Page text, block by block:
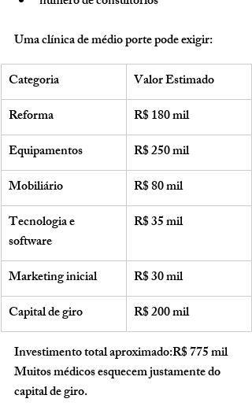
Uma clínica de médio porte pode exigir:
Categoria
Valor Estimado
Reforma
R$ 180 mil
Equipamentos
R$ 250 mil
Mobiliário
R$ 80 mil
Tecnologia e
software
R$ 35 mil
Marketing inicial
R$ 30 mil
Capital de giro
R$ 200 mil
Investimento total aproximado:R$ 775 mil
Muitos médicos esquecem justamente do
capital de giro.